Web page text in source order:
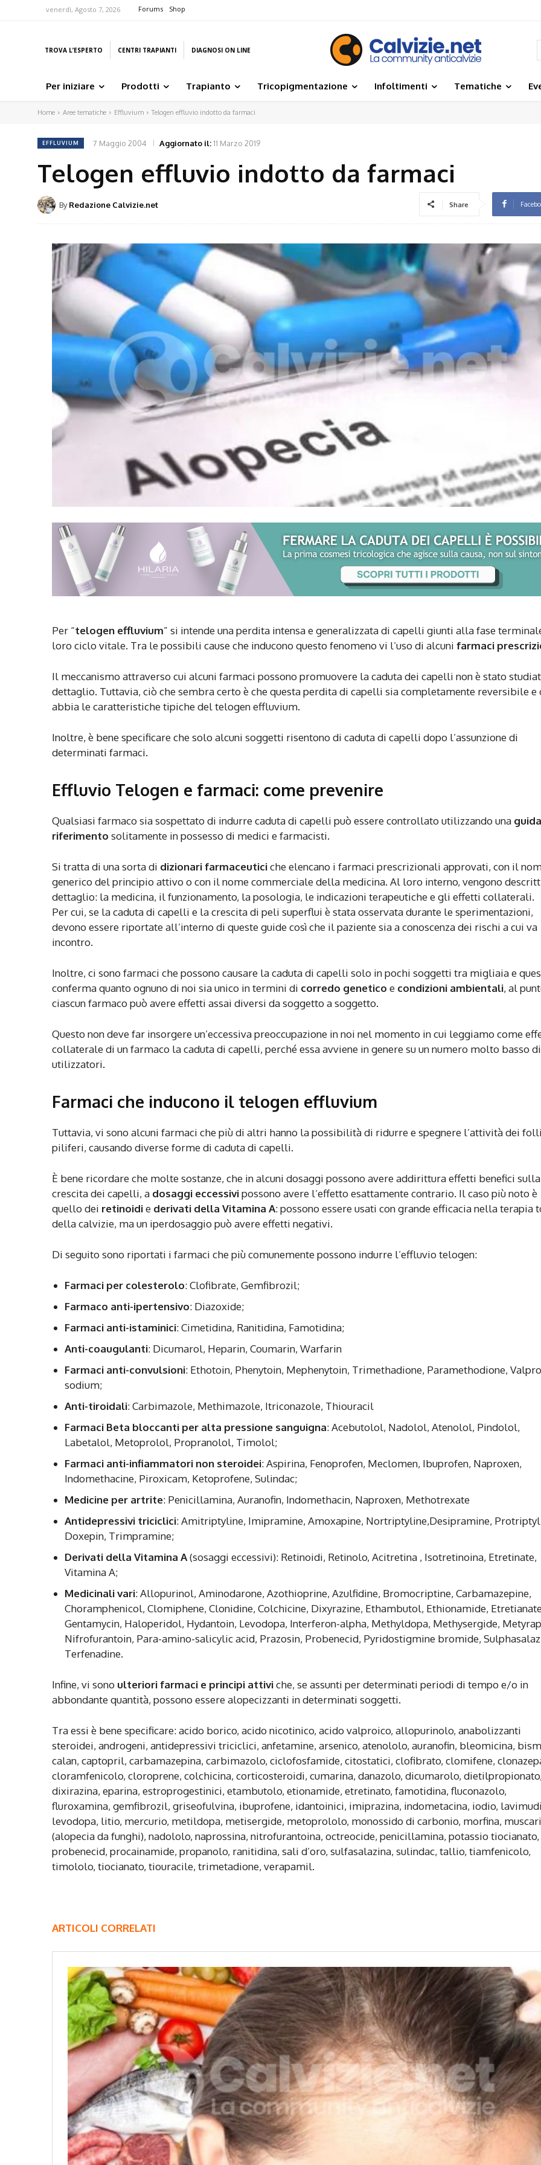
venerdì, Agosto 7, 2026 Forums Shop
TROVA L’ESPERTO CENTRI TRAPIANTI DIAGNOSI ON LINE
Per iniziare Prodotti Trapianto Tricopigmentazione Infoltimenti Tematiche
Home Aree tematiche Effluvium Telogen effluvio indotto da farmaci
EFFLUVIUM 7 Maggio 2004 Aggiornato il:11 Marzo 2019
Telogen effluvio indotto da farmaci
By Redazione Calvizie.net Share
Per “telogen effluvium” si intende una perdita intensa e generalizzata di capelli giunti alla fase
loro ciclo vitale. Tra le possibili cause che inducono questo fenomeno vi l’uso di alcuni farmaci
Il meccanismo attraverso cui alcuni farmaci possono promuovere la caduta dei capelli non è stato
dettaglio. Tuttavia, ciò che sembra certo è che questa perdita di capelli sia completamente reversibile e
abbia le caratteristiche tipiche del telogen effluvium.
Inoltre, è bene specificare che solo alcuni soggetti risentono di caduta di capelli dopo l’assunzione di
determinati farmaci.
Effluvio Telogen e farmaci: come prevenire
Qualsiasi farmaco sia sospettato di indurre caduta di capelli può essere controllato utilizzando una guida
riferimento solitamente in possesso di medici e farmacisti.
Si tratta di una sorta di dizionari farmaceuticiche elencano i farmaci prescrizionali approvati, con il
generico del principio attivo o con il nome commerciale della medicina. Al loro interno, vengono
dettaglio: la medicina, il funzionamento, la posologia, le indicazioni terapeutiche e gli effetti collaterali.
Per cui, se la caduta di capelli e la crescita di peli superflui è stata osservata durante le sperimentazioni,
devono essere riportate all’interno di queste guide così che il paziente sia a conoscenza dei rischi a cui va
incontro.
Inoltre, ci sono farmaci che possono causare la caduta di capelli solo in pochi soggetti tra migliaia e
conferma quanto ognuno di noi sia unico in termini di corredo genetico e condizioni ambientali, al
ciascun farmaco può avere effetti assai diversi da soggetto a soggetto.
Questo non deve far insorgere un’eccessiva preoccupazione in noi nel momento in cui leggiamo come
collaterale di un farmaco la caduta di capelli, perché essa avviene in genere su un numero molto basso di
utilizzatori.
Farmaci che inducono il telogen effluvium
Tuttavia, vi sono alcuni farmaci che più di altri hanno la possibilità di ridurre e spegnere l’attività dei
piliferi, causando diverse forme di caduta di capelli.
È bene ricordare che molte sostanze, che in alcuni dosaggi possono avere addirittura effetti benefici sulla
crescita dei capelli, a dosaggi eccessivipossono avere l’effetto esattamente contrario. Il caso più noto è
quello dei retinoidie derivati della Vitamina A: possono essere usati con grande efficacia nella terapia
della calvizie, ma un iperdosaggio può avere effetti negativi.
Di seguito sono riportati i farmaci che più comunemente possono indurre l’effluvio telogen:
Farmaci per colesterolo: Clofibrate, Gemfibrozil;
Farmaco anti-ipertensivo: Diazoxide;
Farmaci anti-istaminici: Cimetidina, Ranitidina, Famotidina;
Anti-coaugulanti: Dicumarol, Heparin, Coumarin, Warfarin
Farmaci anti-convulsioni: Ethotoin, Phenytoin, Mephenytoin, Trimethadione, Paramethodione,
sodium;
Anti-tiroidali: Carbimazole, Methimazole, Itriconazole, Thiouracil
Farmaci Beta bloccanti per alta pressione sanguigna: Acebutolol, Nadolol, Atenolol, Pindolol,
Labetalol, Metoprolol, Propranolol, Timolol;
Farmaci anti-infiammatori non steroidei: Aspirina, Fenoprofen, Meclomen, Ibuprofen, Naproxen,
Indomethacine, Piroxicam, Ketoprofene, Sulindac;
Medicine per artrite: Penicillamina, Auranofin, Indomethacin, Naproxen, Methotrexate
Antidepressivi triciclici: Amitriptyline, Imipramine, Amoxapine, Nortriptyline,Desipramine,
Doxepin, Trimpramine;
Derivati della Vitamina A(sosaggi eccessivi): Retinoidi, Retinolo, Acitretina , Isotretinoina, Etretinate,
Vitamina A;
Medicinali vari: Allopurinol, Aminodarone, Azothioprine, Azulfidine, Bromocriptine, Carbamazepine,
Choramphenicol, Clomiphene, Clonidine, Colchicine, Dixyrazine, Ethambutol, Ethionamide,
Gentamycin, Haloperidol, Hydantoin, Levodopa, Interferon-alpha, Methyldopa, Methysergide,
Nifrofurantoin, Para-amino-salicylic acid, Prazosin, Probenecid, Pyridostigmine bromide,
Terfenadine.
Infine, vi sono ulteriori farmaci e principi attiviche, se assunti per determinati periodi di tempo e/o in
abbondante quantità, possono essere alopecizzanti in determinati soggetti.
Tra essi è bene specificare: acido borico, acido nicotinico, acido valproico, allopurinolo, anabolizzanti
steroidei, androgeni, antidepressivi triciclici, anfetamine, arsenico, atenololo, auranofin, bleomicina,
calan, captopril, carbamazepina, carbimazolo, ciclofosfamide, citostatici, clofibrato, clomifene,
cloramfenicolo, cloroprene, colchicina, corticosteroidi, cumarina, danazolo, dicumarolo, dietilpropionato,
dixirazina, eparina, estroprogestinici, etambutolo, etionamide, etretinato, famotidina, fluconazolo,
fluroxamina, gemfibrozil, griseofulvina, ibuprofene, idantoinici, imiprazina, indometacina, iodio,
levodopa, litio, mercurio, metildopa, metisergide, metoprololo, monossido di carbonio, morfina,
(alopecia da funghi), nadololo, naprossina, nitrofurantoina, octreocide, penicillamina, potassio tiocianato,
probenecid, procainamide, propanolo, ranitidina, sali d’oro, sulfasalazina, sulindac, tallio, tiamfenicolo,
timololo, tiocianato, tiouracile, trimetadione, verapamil.
ARTICOLI CORRELATI